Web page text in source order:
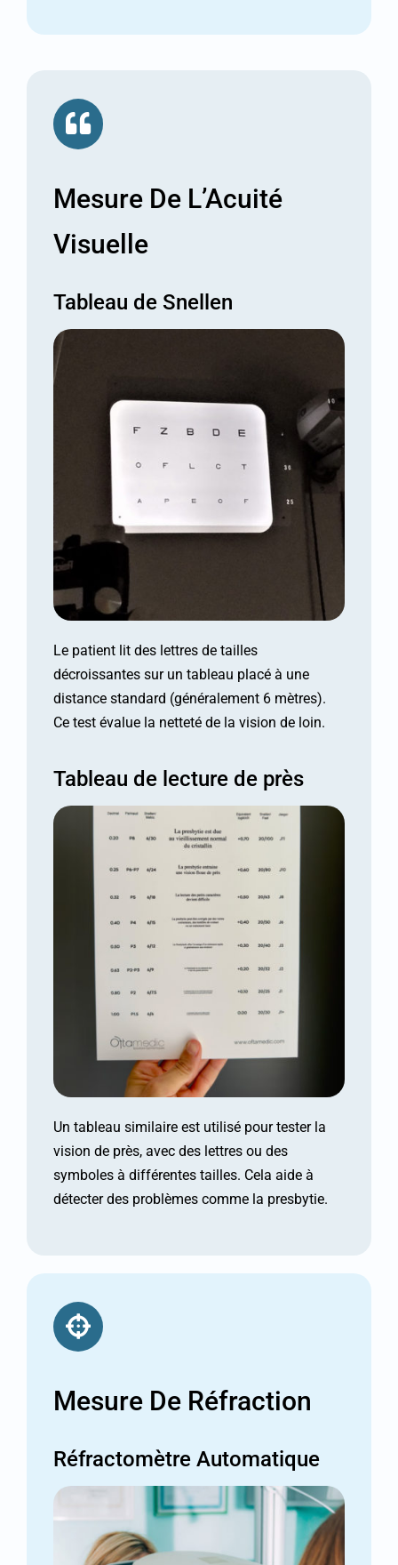
Mesure De L’Acuité
Visuelle
Tableau de Snellen
Le patient lit des lettres de tailles
décroissantes sur un tableau placé à une
distance standard (généralement 6 mètres).
Ce test évalue la netteté de la vision de loin.
Tableau de lecture de près
Un tableau similaire est utilisé pour tester la
vision de près, avec des lettres ou des
symboles à différentes tailles. Cela aide à
détecter des problèmes comme la presbytie.
Mesure De Réfraction
Réfractomètre Automatique